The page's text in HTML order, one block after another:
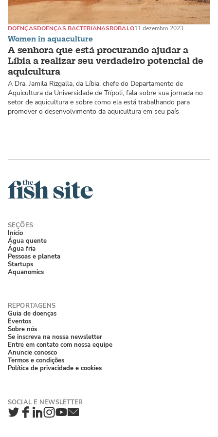
Women in aquaculture
A senhora que está procurando ajudar a
Líbia a realizar seu verdadeiro potencial de
aquicultura
DOENÇASDOENÇAS BACTERIANASROBALO11 dezembro 2023
A Dra. Jamila Rizgalla, da Líbia, chefe do Departamento de
Aquicultura da Universidade de Trípoli, fala sobre sua jornada no
setor de aquicultura e sobre como ela está trabalhando para
promover o desenvolvimento da aquicultura em seu país
Início
Água quente
Água fria
Pessoas e planeta
Startups
Aquanomics
Guia de doenças
Eventos
Sobre nós
Se inscreva na nossa newsletter
Entre em contato com nossa equipe
Anuncie conosco
Termos e condições
Política de privacidade e cookies
Twitter
Facebook
LinkedIn
Instagram
YouTube
Newsletter